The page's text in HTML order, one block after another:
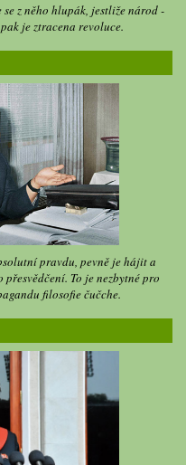
z něho hlupák, jestliže národ -
je ztracena revoluce.
pravdu, pevně je hájit a
To je nezbytné pro
filosofie čučche.